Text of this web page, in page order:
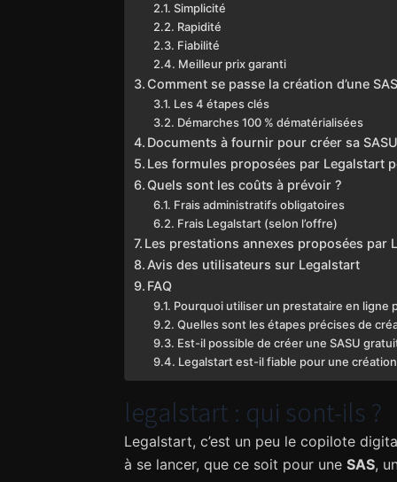
Simplicité
Rapidité
Fiabilité
Meilleur prix garanti
Comment se passe la création d’une
Les 4 étapes clés
Démarches 100 % dématérialisées
Documents à fournir pour créer sa
Les formules proposées par Legalstart
Quels sont les coûts à prévoir ?
Frais administratifs obligatoires
Frais Legalstart (selon l’offre)
Les prestations annexes proposées par
Avis des utilisateurs sur Legalstart
FAQ
Pourquoi utiliser un prestataire en ligne
Quelles sont les étapes précises de
Est-il possible de créer une SASU
Legalstart est-il fiable pour une
legalstart : qui sont-ils ?
Legalstart, c’est un peu le copilote
à se lancer, que ce soit pour une SAS,